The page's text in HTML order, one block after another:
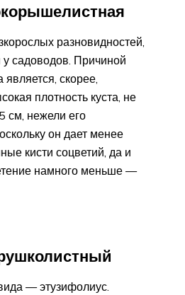
разновидностей,
садоводов. Причиной
скорее,
плотность куста, не
нежели его
он дает менее
кисти соцветий, да и
намного меньше —
— этузифолиус.